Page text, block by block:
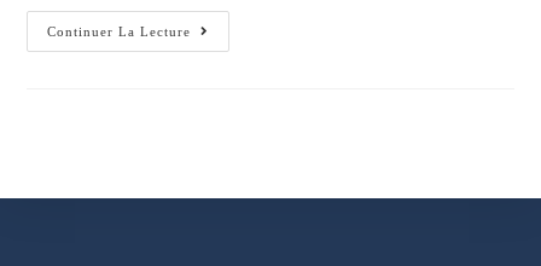
Continuer La Lecture